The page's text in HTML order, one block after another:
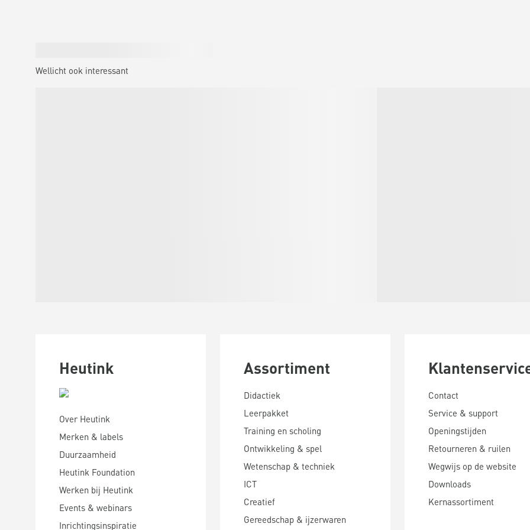
Wellicht ook interessant
Heutink
Over Heutink
Merken & labels
Duurzaamheid
Heutink Foundation
Werken bij Heutink
Events & webinars
Inrichtingsinspiratie
Assortiment
Didactiek
Leerpakket
Training en scholing
Ontwikkeling & spel
Wetenschap & techniek
ICT
Creatief
Gereedschap & ijzerwaren
Contact
Service & support
Openingstijden
Retourneren & ruilen
Wegwijs op de website
Downloads
Kernassortiment